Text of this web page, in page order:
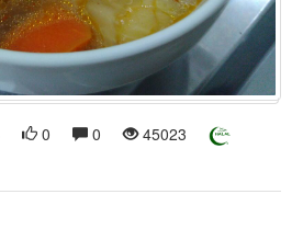
0 0 45023